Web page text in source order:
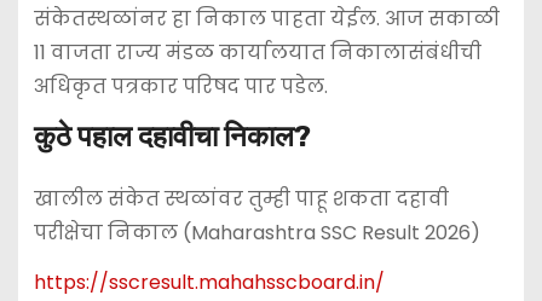
संकेतस्थळांनर हा निकाल पाहता येईल. आज सकाळी
11 वाजता राज्य मंडळ कार्यालयात निकालासंबंधीची
अधिकृत पत्रकार परिषद पार पडेल.
कुठे पहाल दहावीचा निकाल?
खालील संकेत स्थळांवर तुम्ही पाहू शकता दहावी
परीक्षेचा निकाल (Maharashtra SSC Result 2026)
https://sscresult.mahahsscboard.in/